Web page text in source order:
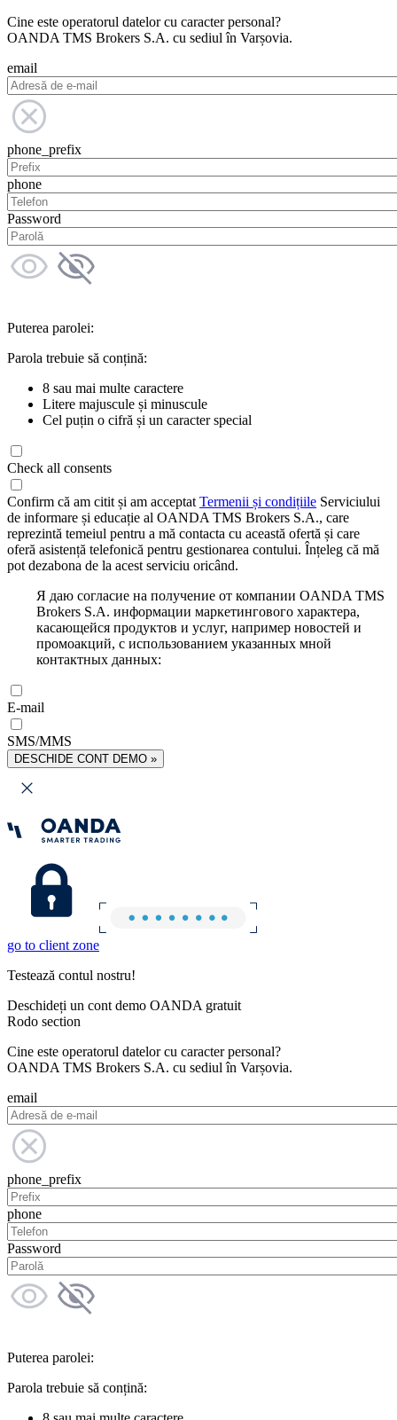
Cine este operatorul datelor cu caracter personal?
OANDA TMS Brokers S.A. cu sediul în Varșovia.
email
phone_prefix
phone
Password
Puterea parolei:
Parola trebuie să conțină:
8 sau mai multe caractere
Litere majuscule și minuscule
Cel puțin o cifră și un caracter special
Check all consents
Confirm că am citit și am acceptat Termenii și condițiile Serviciului
de informare și educație al OANDA TMS Brokers S.A., care
reprezintă temeiul pentru a mă contacta cu această ofertă și care
oferă asistență telefonică pentru gestionarea contului. Înțeleg că mă
pot dezabona de la acest serviciu oricând.
Я даю согласие на получение от компании OANDA TMS
Brokers S.A. информации маркетингового характера,
касающейся продуктов и услуг, например новостей и
промоакций, с использованием указанных мной
контактных данных:
E-mail
SMS/MMS
DESCHIDE CONT DEMO »
go to client zone
Testează contul nostru!
Deschideți un cont demo OANDA gratuit
Rodo section
Cine este operatorul datelor cu caracter personal?
OANDA TMS Brokers S.A. cu sediul în Varșovia.
email
phone_prefix
phone
Password
Puterea parolei:
Parola trebuie să conțină: